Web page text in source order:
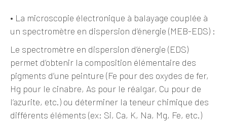
• La microscopie électronique à balayage couplée à
un spectromètre en dispersion d’énergie (MEB-EDS) :
Le spectromètre en dispersion d’énergie (EDS)
permet d’obtenir la composition élémentaire des
pigments d’une peinture (Fe pour des oxydes de fer,
Hg pour le cinabre, As pour le réalgar, Cu pour de
l’azurite, etc.) ou déterminer la teneur chimique des
différents éléments (ex: Si, Ca, K, Na, Mg, Fe, etc.)